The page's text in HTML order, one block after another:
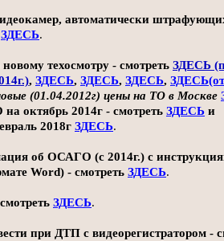
автоматически
ЗДЕСЬ.
техосмотру - смотреть ЗДЕСЬ
, ЗДЕСЬ, ЗДЕСЬ, ЗДЕСЬ,
(01.04.2012г) цены на ТО в Москве
октябрь 2014г - смотреть ЗДЕСЬ и
2018г ЗДЕСЬ.
об ОСАГО (с 2014г.) с
Word) - смотреть ЗДЕСЬ.
ЗДЕСЬ.
при ДТП с видеорегистратором -